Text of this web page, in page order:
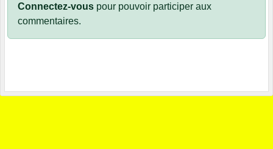
Connectez-vous pour pouvoir participer aux
commentaires.